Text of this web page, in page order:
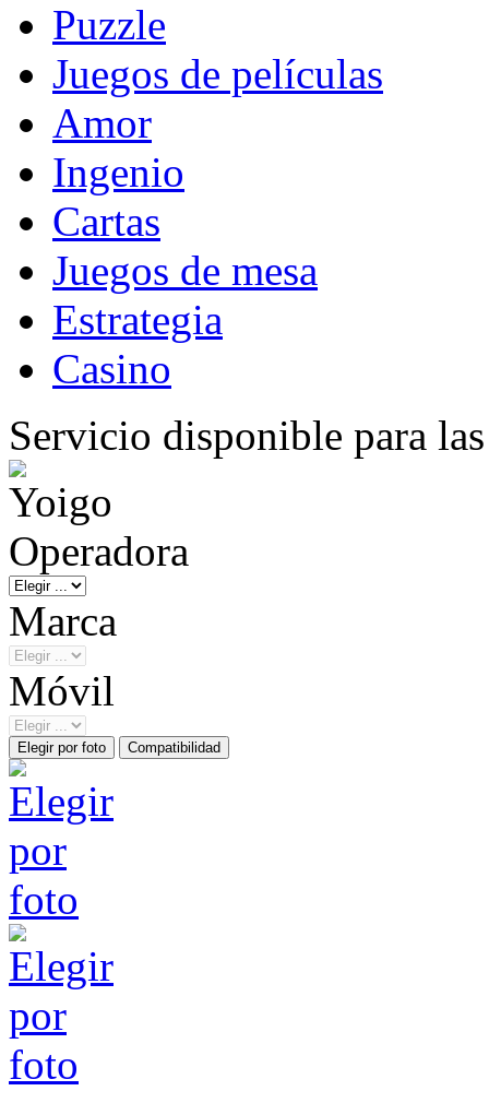
Puzzle
Juegos de películas
Amor
Ingenio
Cartas
Juegos de mesa
Estrategia
Casino
Servicio disponible para
Operadora
Marca
Móvil